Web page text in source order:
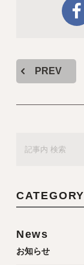
PREV
CATEGORY
News
お知らせ